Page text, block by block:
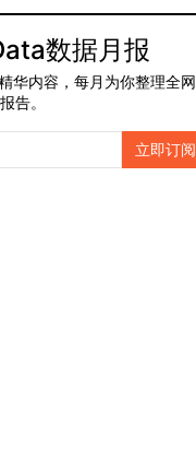
数据月报
华内容，每月为你整理全网
告。
立即订阅